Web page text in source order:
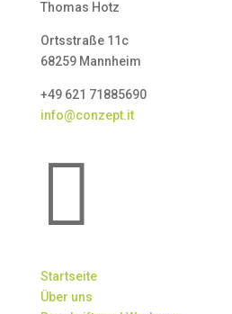
Thomas Hotz
Ortsstraße 11c
68259 Mannheim
+49 621 71885690
info@conzept.it

Startseite
Über uns